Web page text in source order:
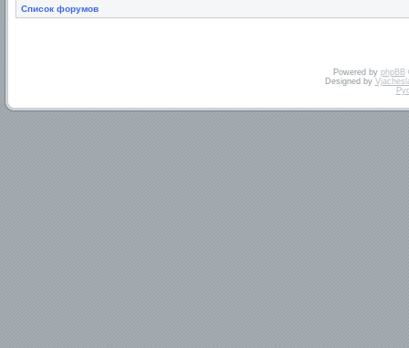
Список форумов
Powered by phpBB
Designed by